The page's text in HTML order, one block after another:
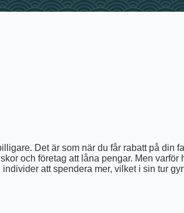
Det är som när du får rabatt på din
och företag att låna pengar. Men
att spendera mer, vilket i sin tur